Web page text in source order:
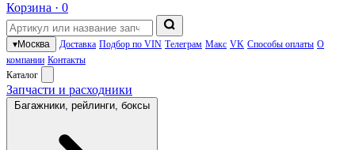
Корзина · 0
▾Москва Доставка Подбор по VIN Телеграм Макс VK Способы оплаты О
компании Контакты
Каталог
Запчасти и расходники
Багажники, рейлинги, боксы